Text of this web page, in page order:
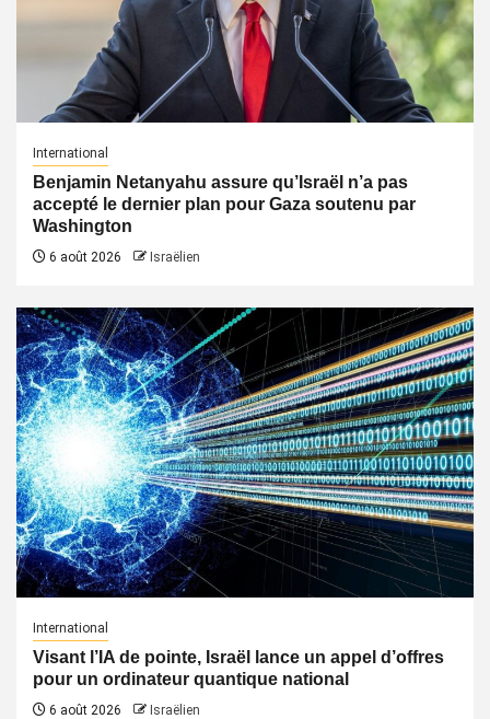
International
Benjamin Netanyahu assure qu’Israël n’a pas
accepté le dernier plan pour Gaza soutenu par
Washington
6 août 2026 Israëlien
International
Visant l’IA de pointe, Israël lance un appel d’offres
pour un ordinateur quantique national
6 août 2026 Israëlien